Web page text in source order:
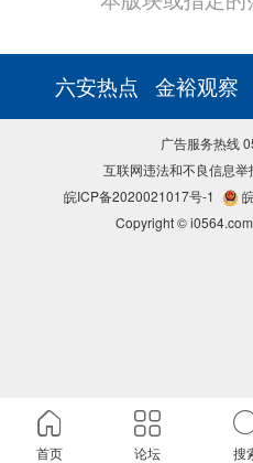
首页 论坛 搜
六安热点 金裕观察
广告服务热线
互联网违法和不良信息
皖ICP备2020021017号-1
Copyright ©